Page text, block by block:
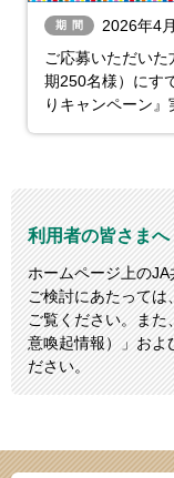
期間
2026年4
ご応募いただい
期250名様）にす
りキャンペーン』
利用者の皆さまへ
ホームページ上の
ご検討にあたって
ご覧ください。ま
意喚起情報）」およ
ださい。